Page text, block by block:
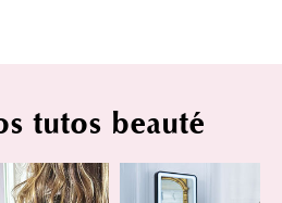
tutos beauté